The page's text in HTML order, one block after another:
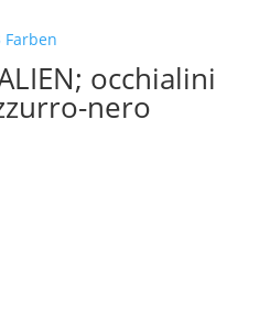
occhialini
nero